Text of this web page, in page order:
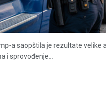
a saopštila je rezultate velike
i sprovođenje...